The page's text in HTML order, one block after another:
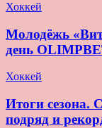
Хоккей
Молодёжь
день
Хоккей
Итоги сезона.
подряд и